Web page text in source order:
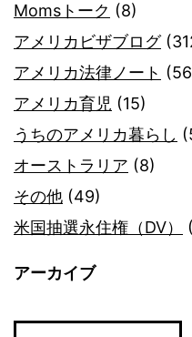
Momsトーク (8)
アメリカビザブログ
アメリカ法律ノート
アメリカ育児 (15)
うちのアメリカ暮らし
オーストラリア (8)
その他 (49)
米国抽選永住権（DV）
アーカイブ